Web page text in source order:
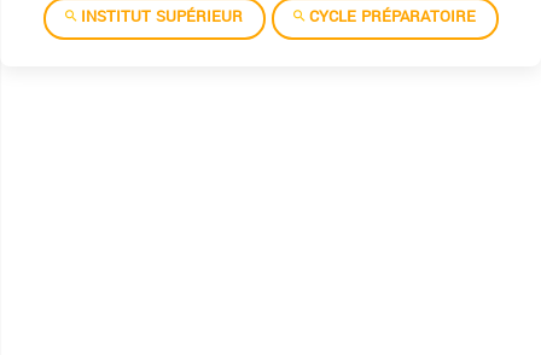
INSTITUT SUPÉRIEUR
CYCLE PRÉPARATOIRE